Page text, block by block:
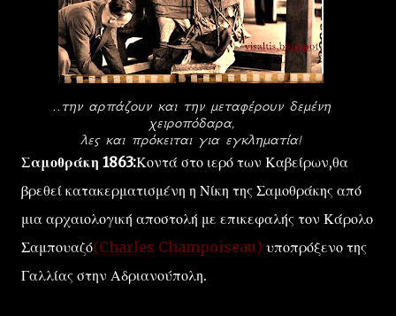
..την αρπάζουν και την μεταφέρουν δεμένη
χειροπόδαρα,
λες και πρόκειται για εγκληματία!
Σαμοθράκη 1863:Κοντά στο ιερό των Καβείρων,θα
βρεθεί κατακερματισμένη η Νίκη της Σαμοθράκης από
μια αρχαιολογική αποστολή με επικεφαλής τον Κάρολο
Σαμπουαζό(Charles Champoiseau) υποπρόξενο της
Γαλλίας στην Αδριανούπολη.